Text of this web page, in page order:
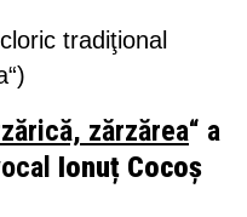
tradiţional
zărzărea“ a
Ionuț Cocoș